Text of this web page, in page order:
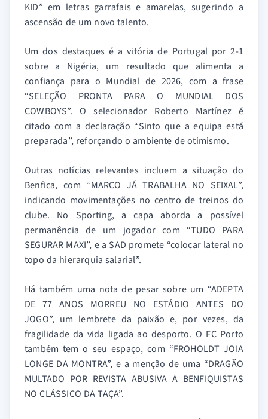
KID” em letras garrafais e amarelas, sugerindo a
ascensão de um novo talento.
Um dos destaques é a vitória de Portugal por 2-1
sobre a Nigéria, um resultado que alimenta a
confiança para o Mundial de 2026, com a frase
“SELEÇÃO PRONTA PARA O MUNDIAL DOS
COWBOYS”. O selecionador Roberto Martínez é
citado com a declaração “Sinto que a equipa está
preparada”, reforçando o ambiente de otimismo.
Outras notícias relevantes incluem a situação do
Benfica, com “MARCO JÁ TRABALHA NO SEIXAL”,
indicando movimentações no centro de treinos do
clube. No Sporting, a capa aborda a possível
permanência de um jogador com “TUDO PARA
SEGURAR MAXI”, e a SAD promete “colocar lateral no
topo da hierarquia salarial”.
Há também uma nota de pesar sobre um “ADEPTA
DE 77 ANOS MORREU NO ESTÁDIO ANTES DO
JOGO”, um lembrete da paixão e, por vezes, da
fragilidade da vida ligada ao desporto. O FC Porto
também tem o seu espaço, com “FROHOLDT JOIA
LONGE DA MONTRA”, e a menção de uma “DRAGÃO
MULTADO POR REVISTA ABUSIVA A BENFIQUISTAS
NO CLÁSSICO DA TAÇA”.